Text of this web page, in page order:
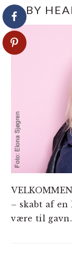
IB BY
– skabt af
være til gavn.